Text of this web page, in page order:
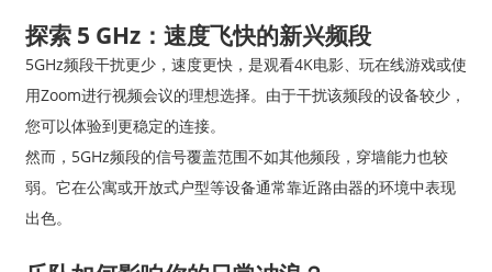
探索 5 GHz：速度飞快的新兴频段
5GHz频段干扰更少，速度更快，是观看4K电影、玩在线游戏或使
用Zoom进行视频会议的理想选择。由于干扰该频段的设备较少，
您可以体验到更稳定的连接。
然而，5GHz频段的信号覆盖范围不如其他频段，穿墙能力也较
弱。它在公寓或开放式户型等设备通常靠近路由器的环境中表现
出色。